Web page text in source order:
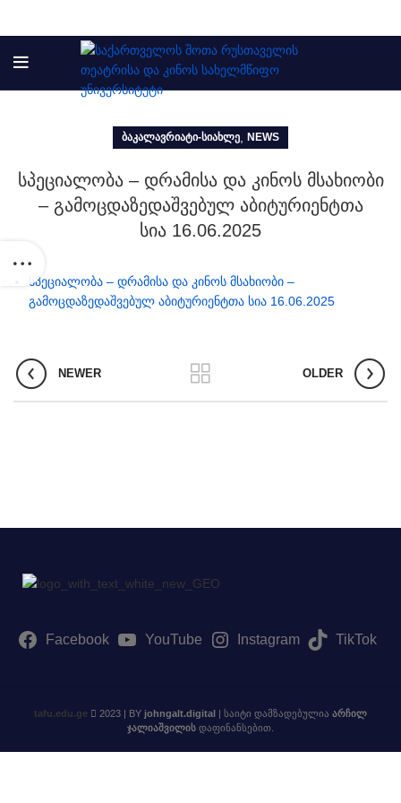
ᲑᲐᲙᲐᲚᲐᲕᲠᲘᲐᲢᲘ-ᲡᲘᲐᲮᲚᲔ NEWS
სპეციალობა – დრამისა და კინოს მსახიობი
– გამოცდაზედაშვებულ აბიტურიენტთა
სია 16.06.2025
სპეციალობა – დრამისა და კინოს მსახიობი –
გამოცდაზედაშვებულ აბიტურიენტთა სია 16.06.2025
NEWER OLDER
და სახელოვნებო მეცნიერებების, მედიისა და
Facebook YouTube Instagram TikTok
tafu.edu.ge 2023 | BY johngalt.digital | საიტი დამზადებულია არჩილ
ჯალიაშვილის დაფინანსებით.